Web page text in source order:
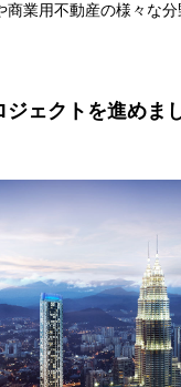
商業用不動産の様々な
ジェクトを進めま